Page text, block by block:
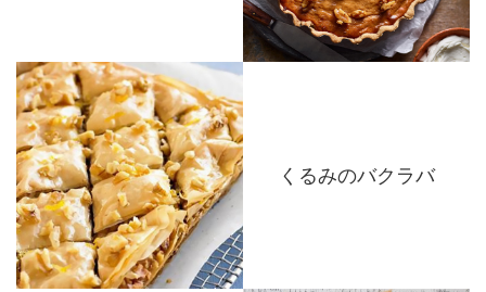
くるみのバクラバ